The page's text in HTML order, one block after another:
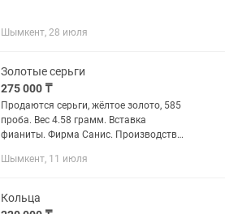
Шымкент, 28 июля
Золотые серьги
275 000 ₸
Продаются серьги, жёлтое золото, 585
проба. Вес 4.58 грамм. Вставка
фианиты. Фирма Санис. Производство
Шымкент, 11 июля
Кольца